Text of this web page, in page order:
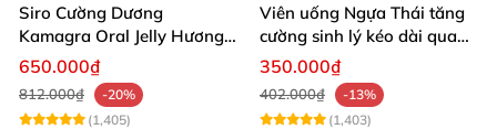
Siro Cường Dương
Kamagra Oral Jelly Hương
Trái Cây Một Hộp 7 Gói
650.000₫
812.000₫
-20%
(1,405)
Viên uống Ngựa Thái tăng
cường sinh lý kéo dài quan
hệ
350.000₫
402.000₫
-13%
(1,403)